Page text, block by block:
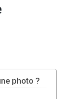
photo ?